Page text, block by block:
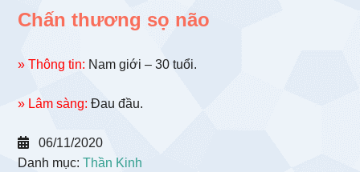
Chấn thương sọ não
» Thông tin: Nam giới – 30 tuổi.
» Lâm sàng: Đau đầu.
06/11/2020
Danh mục:Thần Kinh